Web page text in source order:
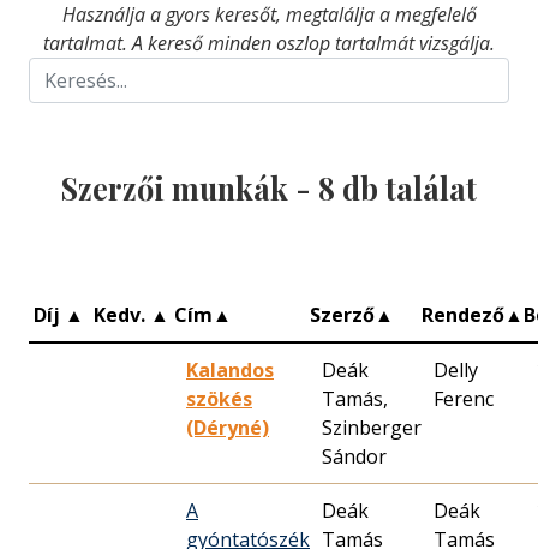
Használja a gyors keresőt, megtalálja a megfelelő
tartalmat. A kereső minden oszlop tartalmát vizsgálja.
Szerzői munkák - 8 db találat
Díj ▲ Kedv. ▲ Cím▲ Szerző▲ Rendező▲
Kalandos
szökés
(Déryné)
Deák
Tamás,
Szinberger
Sándor
Delly
Ferenc
A
gyóntatószék
Deák
Tamás
Deák
Tamás